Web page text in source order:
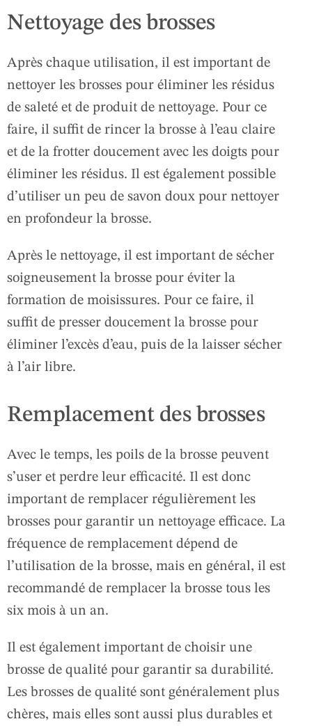
Nettoyage des brosses
Après chaque utilisation, il est important de
nettoyer les brosses pour éliminer les résidus
de saleté et de produit de nettoyage. Pour ce
faire, il suffit de rincer la brosse à l’eau claire
et de la frotter doucement avec les doigts pour
éliminer les résidus. Il est également possible
d’utiliser un peu de savon doux pour nettoyer
en profondeur la brosse.
Après le nettoyage, il est important de sécher
soigneusement la brosse pour éviter la
formation de moisissures. Pour ce faire, il
suffit de presser doucement la brosse pour
éliminer l’excès d’eau, puis de la laisser sécher
à l’air libre.
Remplacement des brosses
Avec le temps, les poils de la brosse peuvent
s’user et perdre leur efficacité. Il est donc
important de remplacer régulièrement les
brosses pour garantir un nettoyage efficace. La
fréquence de remplacement dépend de
l’utilisation de la brosse, mais en général, il est
recommandé de remplacer la brosse tous les
six mois à un an.
Il est également important de choisir une
brosse de qualité pour garantir sa durabilité.
Les brosses de qualité sont généralement plus
chères, mais elles sont aussi plus durables et